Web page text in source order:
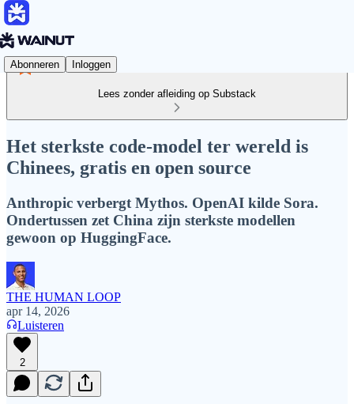
Abonneren Inloggen
Lees zonder afleiding op Substack
Het sterkste code-model ter wereld is
Chinees, gratis en open source
Anthropic verbergt Mythos. OpenAI kilde Sora.
Ondertussen zet China zijn sterkste modellen
gewoon op HuggingFace.
THE HUMAN LOOP
apr 14, 2026
Luisteren
2